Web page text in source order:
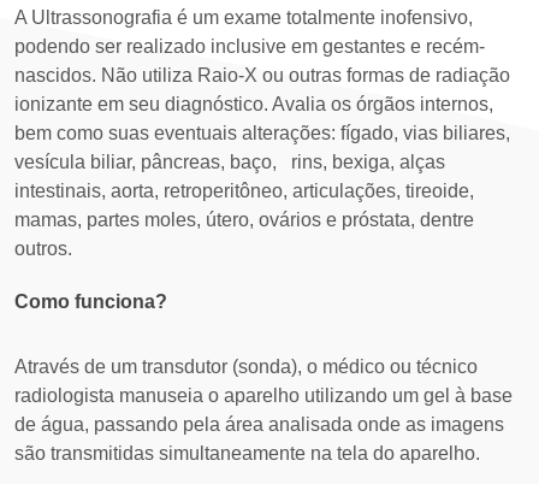
A Ultrassonografia é um exame totalmente inofensivo,
podendo ser realizado inclusive em gestantes e recém-
nascidos. Não utiliza Raio-X ou outras formas de radiação
ionizante em seu diagnóstico. Avalia os órgãos internos,
bem como suas eventuais alterações: fígado, vias biliares,
vesícula biliar, pâncreas, baço, rins, bexiga, alças
intestinais, aorta, retroperitôneo, articulações, tireoide,
mamas, partes moles, útero, ovários e próstata, dentre
outros.
Como funciona?
Através de um transdutor (sonda), o médico ou técnico
radiologista manuseia o aparelho utilizando um gel à base
de água, passando pela área analisada onde as imagens
são transmitidas simultaneamente na tela do aparelho.